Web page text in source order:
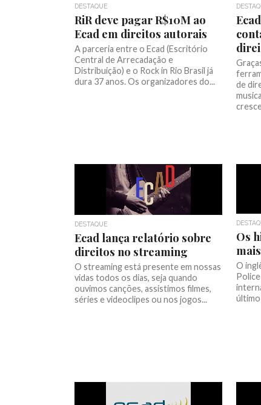
DESTAQUE
RiR deve pagar R$10M ao
Ecad em direitos autorais
A parceria entre o Ecad (Escritório
Central de Arrecadação e
Distribuição) e o Rock in Rio Brasil já
dura 37 anos. Os organizadores do...
de
DESTAQUE
Ecad lança relatório sobre
direitos no streaming
O streaming está presente em nossas
vidas todos os dias, seja quando
ouvimos canções, assistimos filmes,
séries e videoclipes ou nos jogos...
Os
O
último